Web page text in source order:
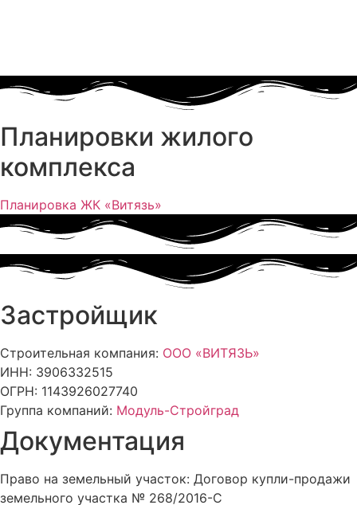
Планировки жилого
комплекса
Планировка ЖК «Витязь»
Застройщик
Строительная компания: ООО «ВИТЯЗЬ»
ИНН: 3906332515
ОГРН: 1143926027740
Группа компаний: Модуль-Стройград
Документация
Право на земельный участок: Договор купли-продажи
земельного участка № 268/2016-С